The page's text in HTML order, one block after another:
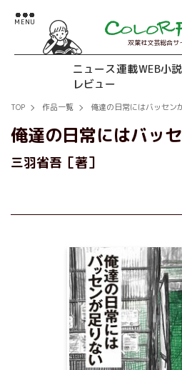
双葉社文芸総合サ
ニュース連載WEB小
レビュー
TOP 作品一覧 俺達の日常にはバッセン
俺達の日常にはバッ
三羽省吾［著］